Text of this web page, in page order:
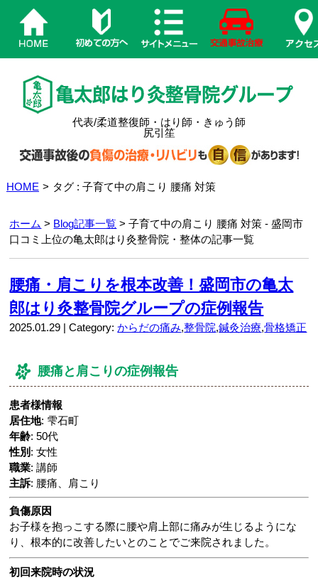
代表/柔道整復師・はり師・きゅう師
尻引笙
HOME > タグ : 子育て中の肩こり 腰痛 対策
ホーム > Blog記事一覧 > 子育て中の肩こり 腰痛 対策 - 盛岡市
口コミ上位の亀太郎はり灸整骨院・整体の記事一覧
腰痛・肩こりを根本改善！盛岡市の亀太
郎はり灸整骨院グループの症例報告
2025.01.29 | Category:からだの痛み,整骨院,鍼灸治療,骨格矯正
腰痛と肩こりの症例報告
患者様情報
居住地: 雫石町
年齢: 50代
性別 : 女性
職業: 講師
主訴: 腰痛、肩こり
負傷原因
お子様を抱っこする際に腰や肩上部に痛みが生じるようにな
り、根本的に改善したいとのことでご来院されました。
初回来院時の状況